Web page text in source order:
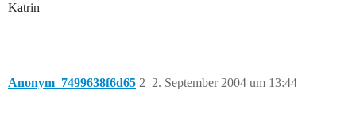
Katrin
Anonym_7499638f6d65 2. September 2004 um 13:44
2